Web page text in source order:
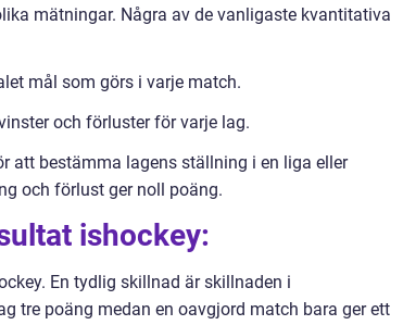
mätningar. Några av de vanligaste kvantitativa
mål som görs i varje match.
och förluster för varje lag.
att bestämma lagens ställning i en liga eller
och förlust ger noll poäng.
ishockey:
En tydlig skillnad är skillnaden i
tre poäng medan en oavgjord match bara ger ett